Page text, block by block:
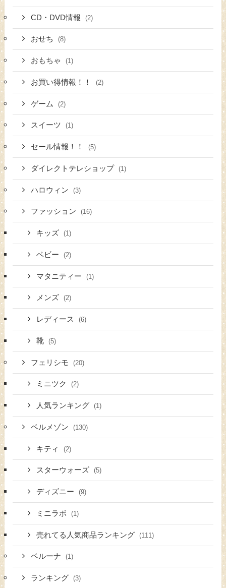
CD・DVD情報 (2)
おせち (8)
おもちゃ (1)
お買い得情報！！ (2)
ゲーム (2)
スイーツ (1)
セール情報！！ (5)
ダイレクトテレショップ (1)
ハロウィン (3)
ファッション (16)
キッズ (1)
ベビー (2)
マタニティー (1)
メンズ (2)
レディース (6)
靴 (5)
フェリシモ (20)
ミニツク (2)
人気ランキング (1)
ベルメゾン (130)
キティ (2)
スターウォーズ (5)
ディズニー (9)
ミニラボ (1)
売れてる人気商品ランキング (111)
ベルーナ (1)
ランキング (3)